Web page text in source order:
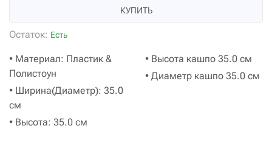
КУПИТЬ
Остаток: Есть
• Материал: Пластик &
Полистоун
• Ширина(Диаметр): 35.0
см
• Высота: 35.0 см
• Высота кашпо 35.0 см
• Диаметр кашпо 35.0 см